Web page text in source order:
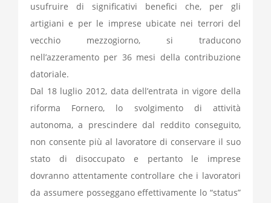
usufruire di significativi benefici che, per gli
artigiani e per le imprese ubicate nei terrori del
vecchio mezzogiorno, si traducono
nell’azzeramento per 36 mesi della contribuzione
datoriale.
Dal 18 luglio 2012, data dell’entrata in vigore della
riforma Fornero, lo svolgimento di attività
autonoma, a prescindere dal reddito conseguito,
non consente più al lavoratore di conservare il suo
stato di disoccupato e pertanto le imprese
dovranno attentamente controllare che i lavoratori
da assumere posseggano effettivamente lo “status”